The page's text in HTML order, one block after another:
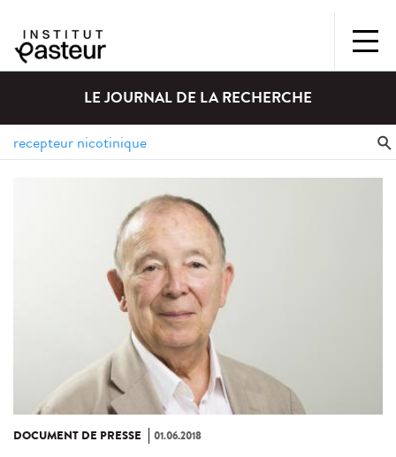
LE JOURNAL DE LA RECHERCHE
DOCUMENT DE PRESSE 01.06.2018